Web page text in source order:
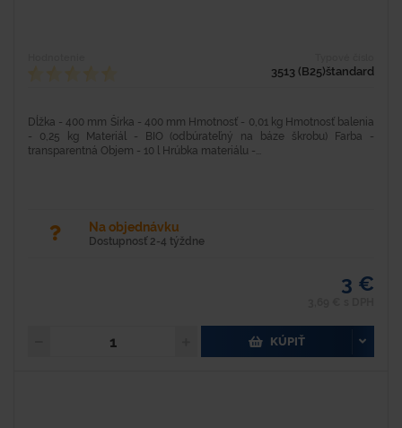
3513 (B25)štandard
Dĺžka - 400 mm Šírka - 400 mm Hmotnosť - 0,01 kg Hmotnosť balenia
- 0,25 kg Materiál - BIO (odbúrateľný na báze škrobu) Farba -
transparentná Objem - 10 l Hrúbka materiálu -...
Na objednávku
Dostupnosť 2-4 týždne
3 €
KÚPIŤ